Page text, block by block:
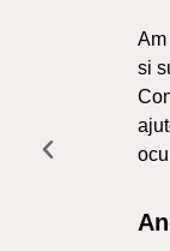
Am
si